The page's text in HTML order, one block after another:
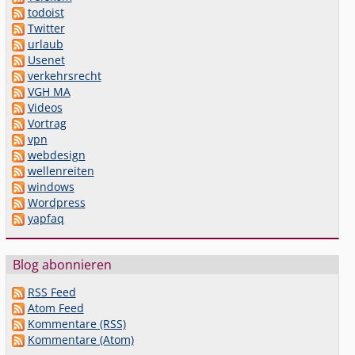
todoist
Twitter
urlaub
Usenet
verkehrsrecht
VGH MA
Videos
Vortrag
vpn
webdesign
wellenreiten
windows
Wordpress
yapfaq
Blog abonnieren
RSS Feed
Atom Feed
Kommentare (RSS)
Kommentare (Atom)